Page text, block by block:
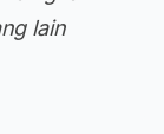
lain